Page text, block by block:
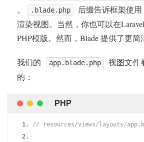
。 .blade.php 后缀告诉框架使用
渲染视图。当然，你也可以在
PHP模版。然而，Blade 提供了更简
我们的 app.blade.php
视图文件
的：
// resources/views/layouts/